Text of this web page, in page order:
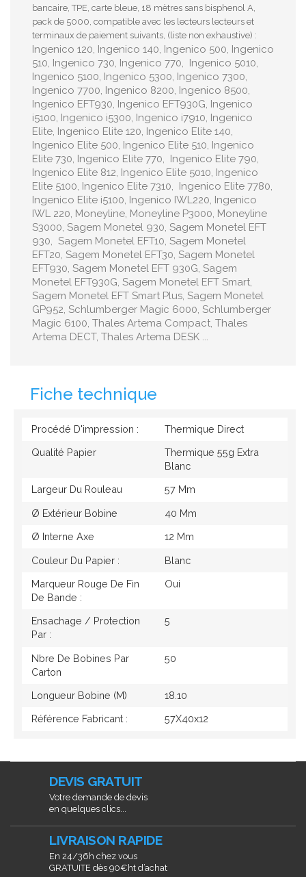
bancaire, TPE, carte bleue, 18 mètres sans bisphenol A,
pack de 5000, compatible avec les lecteurs lecteurs et
terminaux de paiement suivants, (liste non exhaustive) :
Ingenico 120, Ingenico 140, Ingenico 500, Ingenico
510, Ingenico 730, Ingenico 770, Ingenico 5010,
Ingenico 5100, Ingenico 5300, Ingenico 7300,
Ingenico 7700, Ingenico 8200, Ingenico 8500,
Ingenico EFT930, Ingenico EFT930G, Ingenico
i5100, Ingenico i5300, Ingenico i7910, Ingenico
Elite, Ingenico Elite 120, Ingenico Elite 140,
Ingenico Elite 500, Ingenico Elite 510, Ingenico
Elite 730, Ingenico Elite 770, Ingenico Elite 790,
Ingenico Elite 812, Ingenico Elite 5010, Ingenico
Elite 5100, Ingenico Elite 7310, Ingenico Elite 7780,
Ingenico Elite i5100, Ingenico IWL220, Ingenico
IWL 220, Moneyline, Moneyline P3000, Moneyline
S3000, Sagem Monetel 930, Sagem Monetel EFT
930, Sagem Monetel EFT10, Sagem Monetel
EFT20, Sagem Monetel EFT30, Sagem Monetel
EFT930, Sagem Monetel EFT 930G, Sagem
Monetel EFT930G, Sagem Monetel EFT Smart,
Sagem Monetel EFT Smart Plus, Sagem Monetel
GP952, Schlumberger Magic 6000, Schlumberger
Magic 6100, Thales Artema Compact, Thales
Artema DECT, Thales Artema DESK ...
Fiche technique
Procédé D'impression : Thermique Direct
Qualité Papier
Thermique 55g Extra
Blanc
Largeur Du Rouleau 57 Mm
Ø Extérieur Bobine 40 Mm
Ø Interne Axe 12 Mm
Couleur Du Papier : Blanc
Marqueur Rouge De Fin
De Bande :
Oui
Ensachage / Protection
Par :
5
Nbre De Bobines Par
Carton
50
Longueur Bobine (M) 18.10
Référence Fabricant : 57X40x12
DEVIS GRATUIT
Votre demande de devis
en quelques clics...
LIVRAISON RAPIDE
En 24/36h chez vous
GRATUITE dès 90€ht d’achat